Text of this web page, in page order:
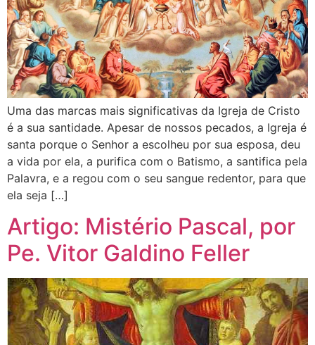
Uma das marcas mais significativas da Igreja de Cristo
é a sua santidade. Apesar de nossos pecados, a Igreja é
santa porque o Senhor a escolheu por sua esposa, deu
a vida por ela, a purifica com o Batismo, a santifica pela
Palavra, e a regou com o seu sangue redentor, para que
ela seja […]
Artigo: Mistério Pascal, por
Pe. Vitor Galdino Feller